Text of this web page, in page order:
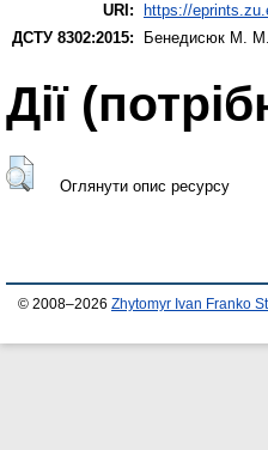
URI:
https://
ДСТУ 8302:2015:
Бенедисюк М. М.
Дії
Оглянути опис ресурсу
© 2008–2026 Zhytomyr Ivan Franko